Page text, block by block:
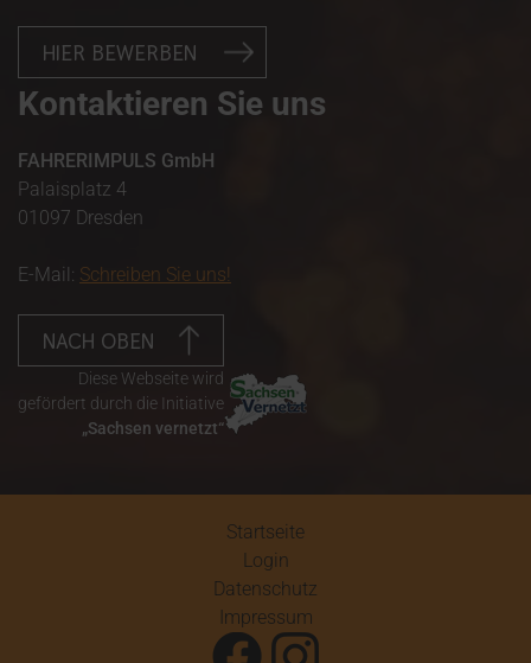
HIER BEWERBEN
Kontaktieren Sie uns
FAHRERIMPULS GmbH
Palaisplatz 4
01097 Dresden
E-Mail: Schreiben Sie uns!
NACH OBEN
Diese Webseite wird
gefördert durch die Initiative
„Sachsen vernetzt“
Startseite
Login
Datenschutz
Impressum